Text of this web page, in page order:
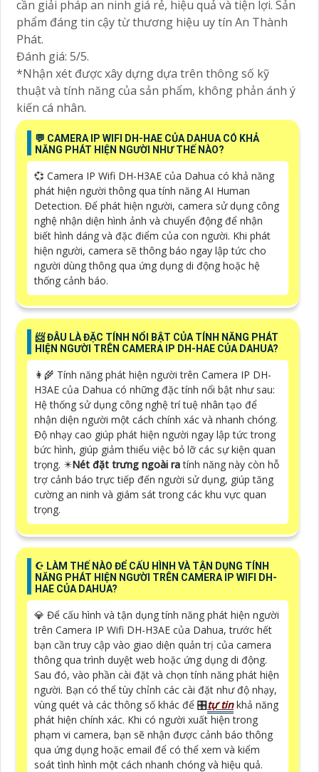
cần giải pháp an ninh giá rẻ, hiệu quả và tiện lợi. Sản
phẩm đáng tin cậy từ thương hiệu uy tín An Thành
Phát.
Đánh giá: 5/5.
*Nhận xét được xây dựng dựa trên thông số kỹ
thuật và tính năng của sản phẩm, không phản ánh ý
kiến cá nhân.
️💬 CAMERA IP WIFI DH-HAE CỦA DAHUA CÓ KHẢ
NĂNG PHÁT HIỆN NGƯỜI NHƯ THẾ NÀO?
💞 Camera IP Wifi DH-H3AE của Dahua có khả năng
phát hiện người thông qua tính năng AI Human
Detection. Để phát hiện người, camera sử dụng công
nghệ nhận diện hình ảnh và chuyển động để nhận
biết hình dáng và đặc điểm của con người. Khi phát
hiện người, camera sẽ thông báo ngay lập tức cho
người dùng thông qua ứng dụng di động hoặc hệ
thống cảnh báo.
📨 ĐÂU LÀ ĐẶC TÍNH NỔI BẬT CỦA TÍNH NĂNG PHÁT
HIỆN NGƯỜI TRÊN CAMERA IP DH-HAE CỦA DAHUA?
👩‍🌾 Tính năng phát hiện người trên Camera IP DH-
H3AE của Dahua có những đặc tính nổi bật như sau:
Hệ thống sử dụng công nghệ trí tuệ nhân tạo để
nhận diện người một cách chính xác và nhanh chóng.
Độ nhạy cao giúp phát hiện người ngay lập tức trong
bức hình, giúp giảm thiểu việc bỏ lỡ các sự kiện quan
trọng. ✴️Nét đặt trưng ngoài ratính năng này còn hỗ
trợ cảnh báo trực tiếp đến người sử dụng, giúp tăng
cường an ninh và giám sát trong các khu vực quan
trọng.
☪ LÀM THẾ NÀO ĐỂ CẤU HÌNH VÀ TẬN DỤNG TÍNH
NĂNG PHÁT HIỆN NGƯỜI TRÊN CAMERA IP WIFI DH-
HAE CỦA DAHUA?
💎 Để cấu hình và tận dụng tính năng phát hiện người
trên Camera IP Wifi DH-H3AE của Dahua, trước hết
bạn cần truy cập vào giao diện quản trị của camera
thông qua trình duyệt web hoặc ứng dụng di động.
Sau đó, vào phần cài đặt và chọn tính năng phát hiện
người. Bạn có thể tùy chỉnh các cài đặt như độ nhạy,
vùng quét và các thông số khác để 🎛tự tinkhả năng
phát hiện chính xác. Khi có người xuất hiện trong
phạm vi camera, bạn sẽ nhận được cảnh báo thông
qua ứng dụng hoặc email để có thể xem và kiểm
soát tình hình một cách nhanh chóng và hiệu quả.